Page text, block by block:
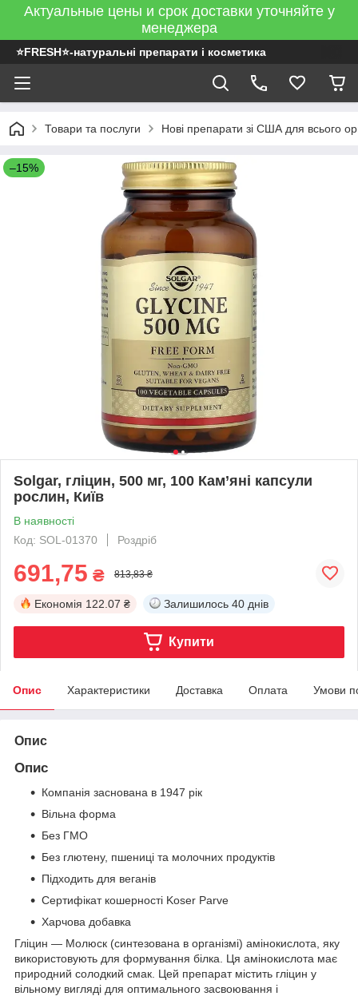
Актуальные цены и срок доставки уточняйте у
менеджера
⭐FRESH⭐-натуральні препарати і косметика
Товари та послуги Нові препарати зі США для всього
–15%
Solgar, гліцин, 500 мг, 100 Кам’яні капсули
рослин, Київ
В наявності
Код: SOL-01370
Роздріб
691,75 ₴ 813,83 ₴
Економія 122.07 ₴ Залишилось 40 днів
Купити
Опис Характеристики Доставка Оплата Умови
Опис
Опис
Компанія заснована в 1947 рік
Вільна форма
Без ГМО
Без глютену, пшениці та молочних продуктів
Підходить для веганів
Сертифікат кошерності Koser Parve
Харчова добавка
Гліцин — Молюск (синтезована в організмі) амінокислота, яку
використовують для формування білка. Ця амінокислота має
природний солодкий смак. Цей препарат містить гліцин у
вільному вигляді для оптимального засвоювання і